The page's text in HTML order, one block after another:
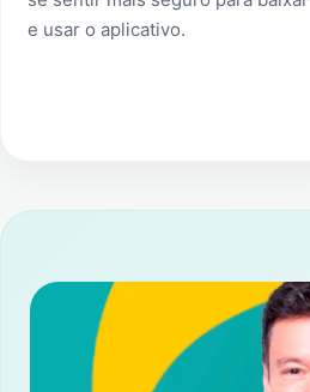
e usar o aplicativo.